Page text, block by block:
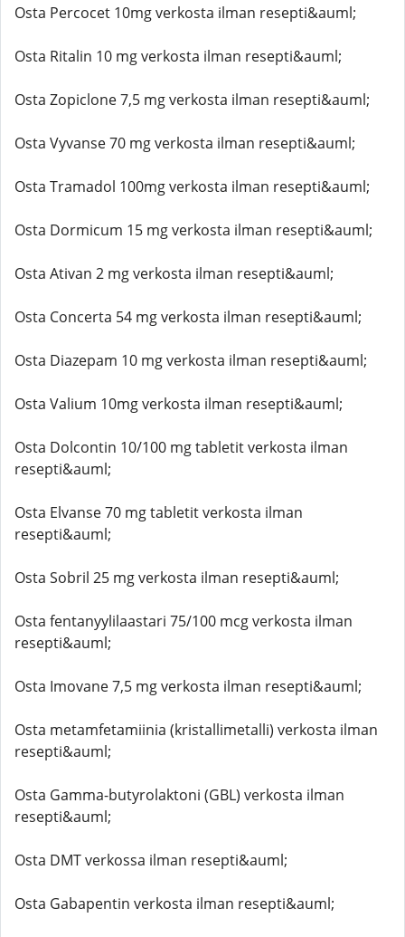
Osta Percocet 10mg verkosta ilman resepti&auml;
Osta Ritalin 10 mg verkosta ilman resepti&auml;
Osta Zopiclone 7,5 mg verkosta ilman resepti&auml;
Osta Vyvanse 70 mg verkosta ilman resepti&auml;
Osta Tramadol 100mg verkosta ilman resepti&auml;
Osta Dormicum 15 mg verkosta ilman resepti&auml;
Osta Ativan 2 mg verkosta ilman resepti&auml;
Osta Concerta 54 mg verkosta ilman resepti&auml;
Osta Diazepam 10 mg verkosta ilman resepti&auml;
Osta Valium 10mg verkosta ilman resepti&auml;
Osta Dolcontin 10/100 mg tabletit verkosta ilman
resepti&auml;
Osta Elvanse 70 mg tabletit verkosta ilman
resepti&auml;
Osta Sobril 25 mg verkosta ilman resepti&auml;
Osta fentanyylilaastari 75/100 mcg verkosta ilman
resepti&auml;
Osta Imovane 7,5 mg verkosta ilman resepti&auml;
Osta metamfetamiinia (kristallimetalli) verkosta ilman
resepti&auml;
Osta Gamma-butyrolaktoni (GBL) verkosta ilman
resepti&auml;
Osta DMT verkossa ilman resepti&auml;
Osta Gabapentin verkosta ilman resepti&auml;